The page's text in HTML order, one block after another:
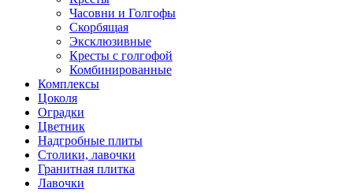
Часовни и Голгофы
Скорбящая
Эксклюзивные
Кресты с голгофой
Комбинированные
Комплексы
Цоколя
Оградки
Цветник
Надгробные плиты
Столики, лавочки
Гранитная плитка
Лавочки